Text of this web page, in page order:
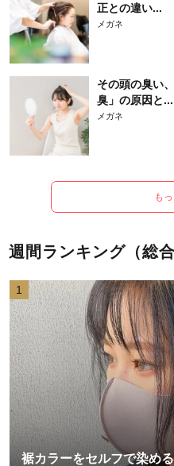
正との違い...
メガネ
その頭の臭い
臭」の原因と...
メガネ
も
週間ランキング（総合
1
裾カラーをセルフで染め